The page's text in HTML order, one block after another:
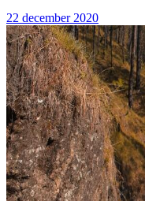
22 december 2020